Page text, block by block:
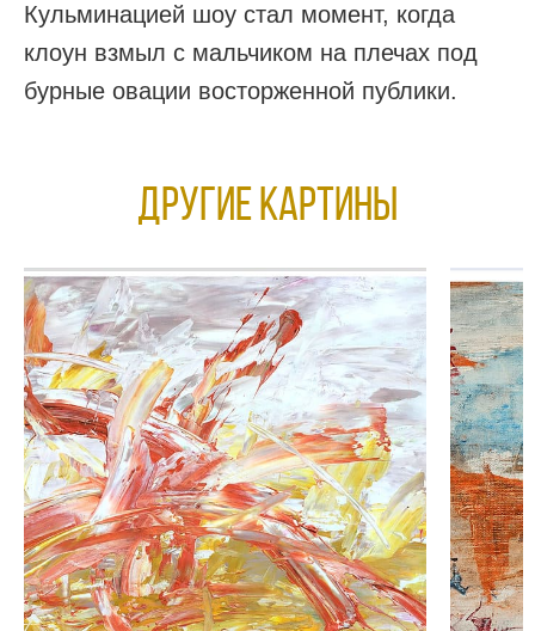
Кульминацией шоу стал момент, когда
клоун взмыл с мальчиком на плечах под
бурные овации восторженной публики.
Другие КАРТИНЫ